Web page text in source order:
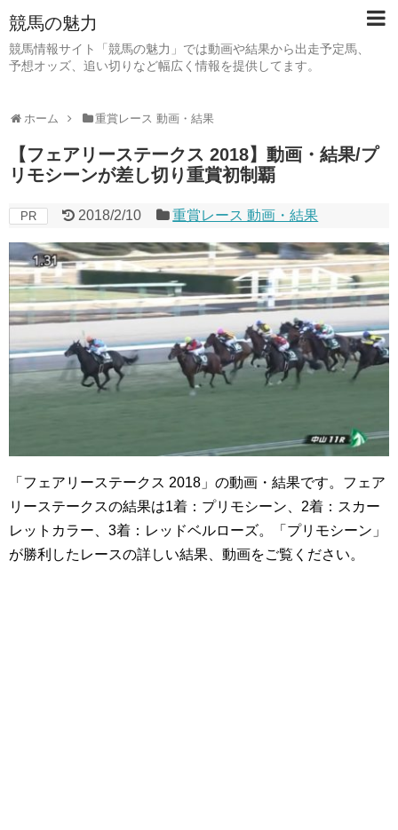
競馬の魅力
競馬情報サイト「競馬の魅力」では動画や結果から出走予定馬、
予想オッズ、追い切りなど幅広く情報を提供してます。
ホーム 重賞レース 動画・結果
【フェアリーステークス 2018】動画・結果/プ
リモシーンが差し切り重賞初制覇
PR 2018/2/10 重賞レース 動画・結果
「フェアリーステークス 2018」の動画・結果です。フェア
リーステークスの結果は1着：プリモシーン、2着：スカー
レットカラー、3着：レッドベルローズ。「プリモシーン」
が勝利したレースの詳しい結果、動画をご覧ください。